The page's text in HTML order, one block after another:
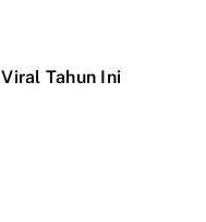
Tahun Ini